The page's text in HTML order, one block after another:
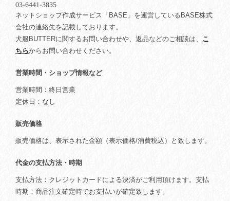
ネットショップ作成サービス「BASE」を運営しているBASE株式
会社の連絡先を記載しております。
犬服BUTTERに関するお問い合わせや、返品などのご相談は、 こ
ちらからお問い合わせください。
営業時間・ショップ情報など
営業時間：終日営業
定休日：なし
販売価格
販売価格は、表示された金額（表示価格/消費税込）と致します。
代金の支払方法・時期
支払方法：クレジットカードによる決済がご利用頂けます。支払
時期：商品注文確定時でお支払いが確定致します。